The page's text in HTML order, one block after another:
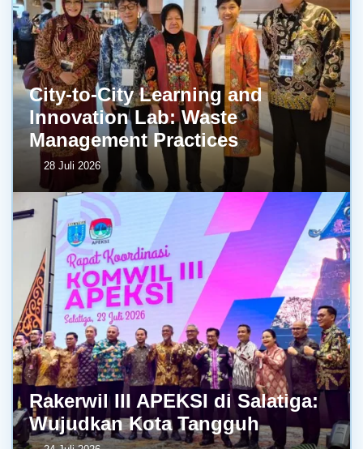
City-to-City Learning and
Innovation Lab: Waste
Management Practices
28 Juli 2026
Rakerwil III APEKSI di Salatiga:
Wujudkan Kota Tangguh